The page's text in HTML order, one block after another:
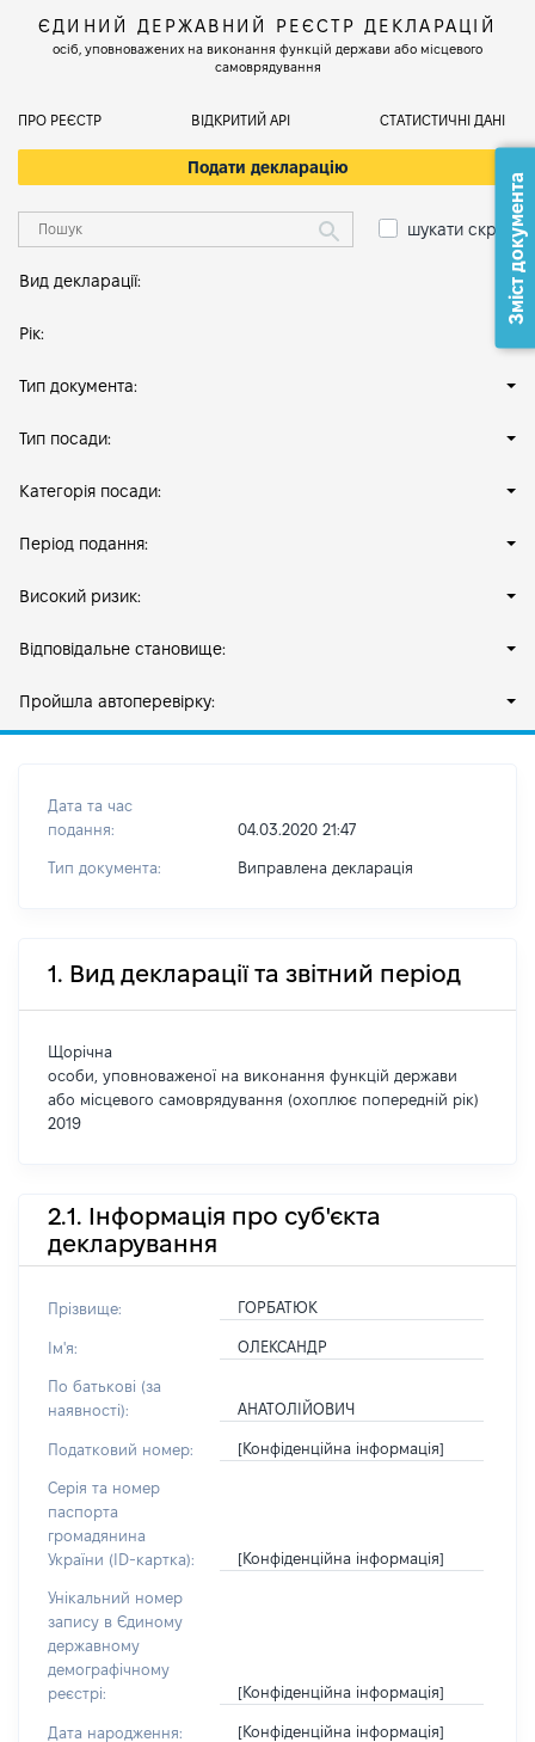
ЄДИНИЙ ДЕРЖАВНИЙ РЕЄСТР ДЕКЛАРАЦІЙ
осіб, уповноважених на виконання функцій держави або місцевого
самоврядування
ПРО РЕЄСТР ВІДКРИТИЙ АРІ СТАТИСТИЧНІ ДАНІ
Подати декларацію
шукати скрізь
Вид декларації:
Рік:
Тип документа:
Тип посади:
Категорія посади:
Період подання:
Високий ризик:
Відповідальне становище:
Пройшла автоперевірку:
Дата та час
подання:
04.03.2020 21:47
Тип документа: Виправлена декларація
1. Вид декларації та звітний період
Щорічна
особи, уповноваженої на виконання функцій держави
або місцевого самоврядування (охоплює попередній рік)
2019
2.1. Інформація про суб'єкта
декларування
Прізвище: ГОРБАТЮК
Ім'я: ОЛЕКСАНДР
По батькові (за
наявності):
АНАТОЛІЙОВИЧ
Податковий номер: [Конфіденційна інформація]
Серія та номер
паспорта
громадянина
України (ID-картка):
[Конфіденційна інформація]
Унікальний номер
запису в Єдиному
державному
демографічному
реєстрі:
[Конфіденційна інформація]
Дата народження: [Конфіденційна інформація]
Зміст документа